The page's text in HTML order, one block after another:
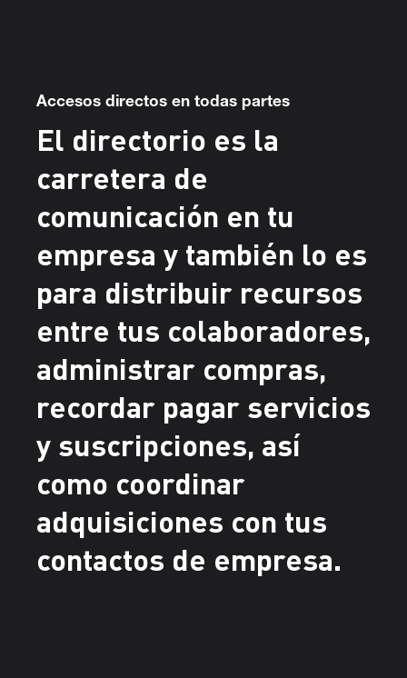
Accesos directos en todas partes
El directorio es la
carretera de
comunicación en tu
empresa y también lo es
para distribuir recursos
entre tus colaboradores,
administrar compras,
recordar pagar servicios
y suscripciones, así
como coordinar
adquisiciones con tus
contactos de empresa.